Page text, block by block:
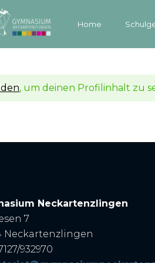
Home
, um deinen Profilinhalt zu
Neckartenzlingen
7
Neckartenzlingen
932970